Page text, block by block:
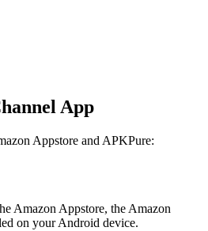
App
Appstore and APKPure:
Amazon Appstore, the Amazon
on your Android device.